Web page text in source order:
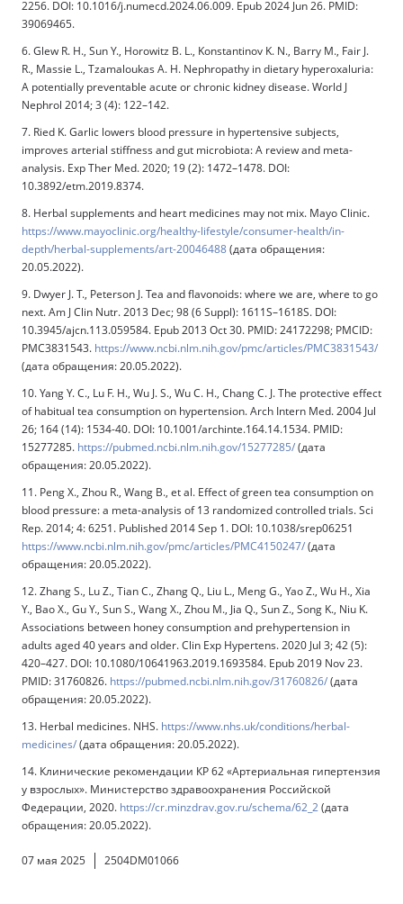
2256. DOI: 10.1016/j.numecd.2024.06.009. Epub 2024 Jun 26. PMID:
39069465.
6. Glew R. H., Sun Y., Horowitz B. L., Konstantinov K. N., Barry M., Fair J.
R., Massie L., Tzamaloukas A. H. Nephropathy in dietary hyperoxaluria:
A potentially preventable acute or chronic kidney disease. World J
Nephrol 2014; 3 (4): 122–142.
7. Ried K. Garlic lowers blood pressure in hypertensive subjects,
improves arterial stiffness and gut microbiota: A review and meta-
analysis. Exp Ther Med. 2020; 19 (2): 1472–1478. DOI:
10.3892/etm.2019.8374.
8. Herbal supplements and heart medicines may not mix. Mayo Clinic.
https://www.mayoclinic.org/healthy-lifestyle/consumer-health/in-
depth/herbal-supplements/art-20046488(дата обращения:
20.05.2022).
9. Dwyer J. T., Peterson J. Tea and flavonoids: where we are, where to go
next. Am J Clin Nutr. 2013 Dec; 98 (6 Suppl): 1611S–1618S. DOI:
10.3945/ajcn.113.059584. Epub 2013 Oct 30. PMID: 24172298; PMCID:
PMC3831543. https://www.ncbi.nlm.nih.gov/pmc/articles/PMC3831543/
(дата обращения: 20.05.2022).
10. Yang Y. C., Lu F. H., Wu J. S., Wu C. H., Chang C. J. The protective effect
of habitual tea consumption on hypertension. Arch Intern Med. 2004 Jul
26; 164 (14): 1534-40. DOI: 10.1001/archinte.164.14.1534. PMID:
15277285. https://pubmed.ncbi.nlm.nih.gov/15277285/(дата
обращения: 20.05.2022).
11. Peng X., Zhou R., Wang B., et al. Effect of green tea consumption on
blood pressure: a meta-analysis of 13 randomized controlled trials. Sci
Rep. 2014; 4: 6251. Published 2014 Sep 1. DOI: 10.1038/srep06251
https://www.ncbi.nlm.nih.gov/pmc/articles/PMC4150247/(дата
обращения: 20.05.2022).
12. Zhang S., Lu Z., Tian C., Zhang Q., Liu L., Meng G., Yao Z., Wu H., Xia
Y., Bao X., Gu Y., Sun S., Wang X., Zhou M., Jia Q., Sun Z., Song K., Niu K.
Associations between honey consumption and prehypertension in
adults aged 40 years and older. Clin Exp Hypertens. 2020 Jul 3; 42 (5):
420–427. DOI: 10.1080/10641963.2019.1693584. Epub 2019 Nov 23.
PMID: 31760826. https://pubmed.ncbi.nlm.nih.gov/31760826/(дата
обращения: 20.05.2022).
13. Herbal medicines. NHS. https://www.nhs.uk/conditions/herbal-
medicines/(дата обращения: 20.05.2022).
14. Клинические рекомендации КР 62 «Артериальная гипертензия
у взрослых». Министерство здравоохранения Российской
Федерации, 2020. https://cr.minzdrav.gov.ru/schema/62_2(дата
обращения: 20.05.2022).
07 мая 2025 2504DM01066